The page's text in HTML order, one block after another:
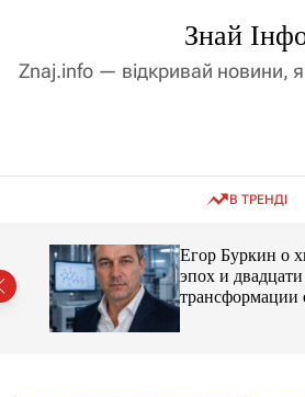
д
і
с
Знай
Znaj.info — відкривай новини,
В ТРЕНДІ
Егор Буркин о
эпох и
трансформации